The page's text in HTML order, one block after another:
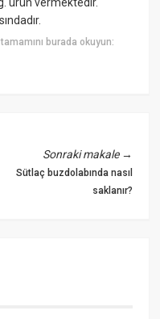
tamamını burada okuyun:
Sonraki makale→
Sütlaç buzdolabında nasıl
saklanır?